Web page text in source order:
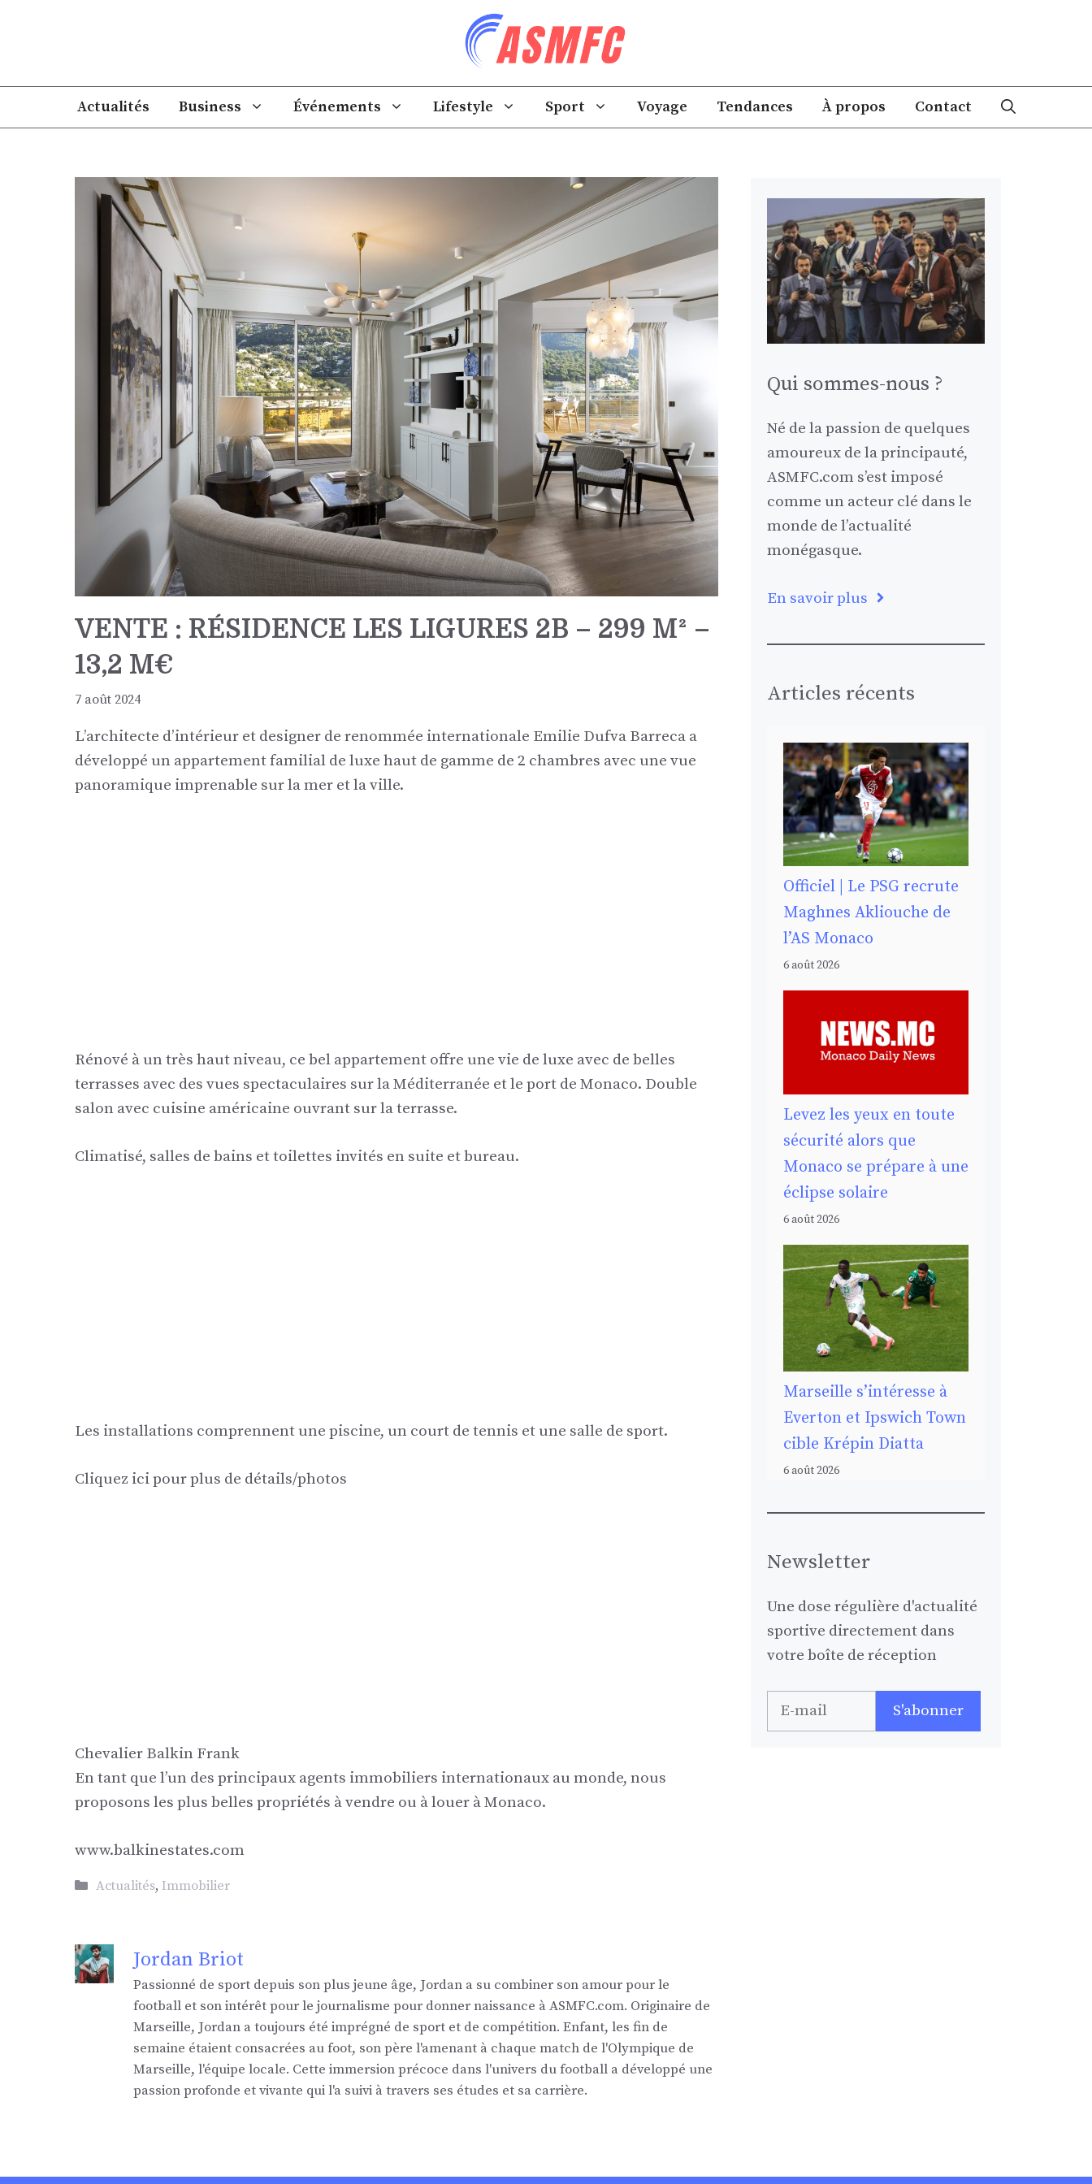
Actualités Business Événements Lifestyle Sport Voyage Tendances À propos Contact
VENTE : RÉSIDENCE LES LIGURES 2B – 299 M² –
13,2 M€
7 août 2024
L’architecte d’intérieur et designer de renommée internationale Emilie Dufva Barreca a
développé un appartement familial de luxe haut de gamme de 2 chambres avec une vue
panoramique imprenable sur la mer et la ville.
Rénové à un très haut niveau, ce bel appartement offre une vie de luxe avec de belles
terrasses avec des vues spectaculaires sur la Méditerranée et le port de Monaco. Double
salon avec cuisine américaine ouvrant sur la terrasse.
Climatisé, salles de bains et toilettes invités en suite et bureau.
Les installations comprennent une piscine, un court de tennis et une salle de sport.
Cliquez ici pour plus de détails/photos
Chevalier Balkin Frank
En tant que l’un des principaux agents immobiliers internationaux au monde, nous
proposons les plus belles propriétés à vendre ou à louer à Monaco.
www.balkinestates.com
Catégories
Actualités, Immobilier
Jordan Briot
Passionné de sport depuis son plus jeune âge, Jordan a su combiner son amour pour le
football et son intérêt pour le journalisme pour donner naissance à ASMFC.com. Originaire de
Marseille, Jordan a toujours été imprégné de sport et de compétition. Enfant, les fin de
semaine étaient consacrées au foot, son père l'amenant à chaque match de l'Olympique de
Marseille, l'équipe locale. Cette immersion précoce dans l'univers du football a développé une
passion profonde et vivante qui l'a suivi à travers ses études et sa carrière.
Qui sommes-nous ?
Né de la passion de quelques
amoureux de la principauté,
ASMFC.com s’est imposé
comme un acteur clé dans le
monde de l’actualité
monégasque.
En savoir plus
Articles récents
Officiel | Le PSG recrute
Maghnes Akliouche de
l’AS Monaco
6 août 2026
Levez les yeux en toute
sécurité alors que
Monaco se prépare à une
éclipse solaire
6 août 2026
Marseille s’intéresse à
Everton et Ipswich Town
cible Krépin Diatta
6 août 2026
Newsletter
Une dose régulière d'actualité
sportive directement dans
votre boîte de réception